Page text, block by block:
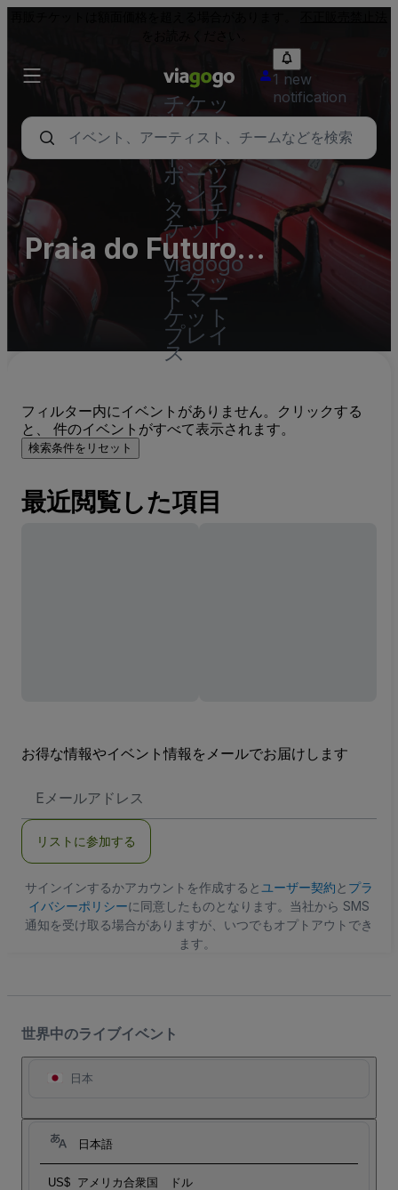
チケッ
ト - コ
ンサー
ト、ス
ポーツ
、シア
ターチ
ケット
|
viagogo
チケッ
トマー
ケット
プレイ
ス
1 new
notification
Praia do Futuro
Fortaleza
フィルター内にイベントがありません。クリックする
と、 件のイベントがすべて表示されます。
検索条件をリセット
最近閲覧した項目
お得な情報やイベント情報をメールでお届けします
メ
ア
ス
リストに参加する
サインインするかアカウントを作成すると ユーザー契約と プラ
イバシーポリシーに同意したものとなります。当社から SMS
通知を受け取る場合がありますが、いつでもオプトアウトでき
ます。
世界中のライブイベント
日本
日本語
US$ アメリカ合衆国 ドル